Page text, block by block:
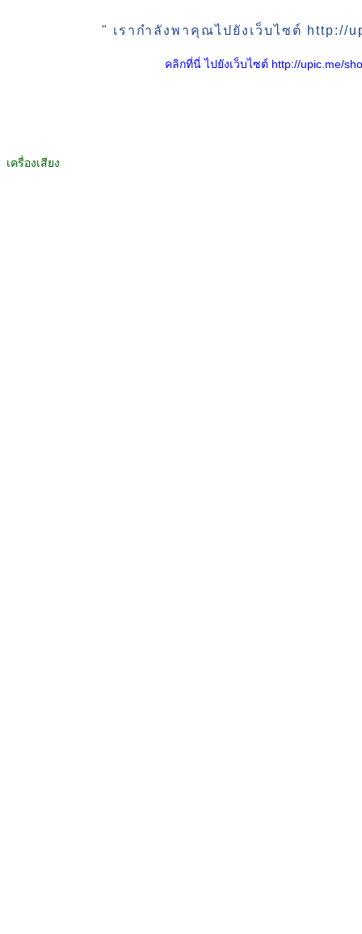
" เรากำลังพาคุณไปยังเว็บไซต์ http://
คลิกที่นี่ ไปยังเว็บไซต์ http://upic.me/
เครื่องเสียง